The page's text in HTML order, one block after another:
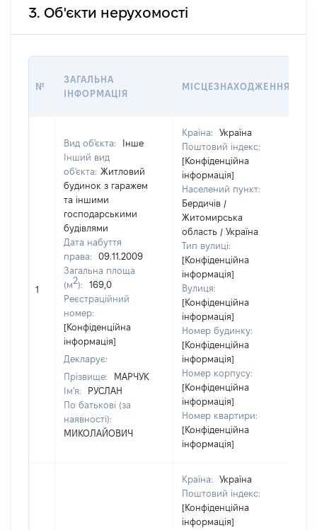
3. Об'єкти нерухомості
№
ЗАГАЛЬНА
ІНФОРМАЦІЯ
МІСЦЕЗНАХОДЖЕННЯ
1
Вид об'єкта:
Інше
Інший вид
об'єкта: Житловий
будинок з гаражем
та іншими
господарськими
будівлями
Дата набуття
права:
09.11.2009
Загальна площа
(м2):
169,0
Реєстраційний
номер:
[Конфіденційна
інформація]
Декларує:
Прізвище:
МАРЧУК
Ім'я:
РУСЛАН
По батькові (за
наявності):
МИКОЛАЙОВИЧ
Країна:
Україна
Поштовий індекс:
[Конфіденційна
інформація]
Населений пункт:
Бердичів /
Житомирська
область / Україна
Тип вулиці:
[Конфіденційна
інформація]
Вулиця:
[Конфіденційна
інформація]
Номер будинку:
[Конфіденційна
інформація]
Номер корпусу:
[Конфіденційна
інформація]
Номер квартири:
[Конфіденційна
інформація]
Країна:
Україна
Поштовий індекс:
[Конфіденційна
інформація]